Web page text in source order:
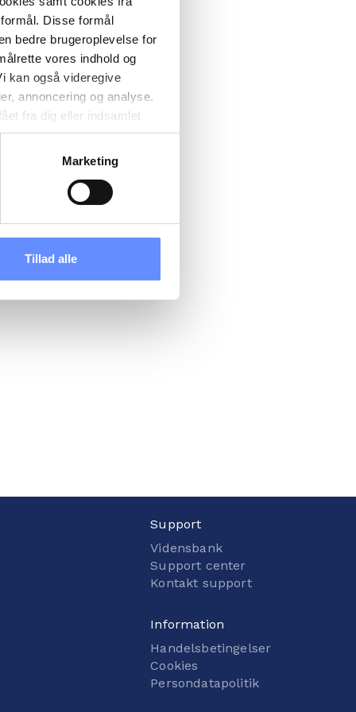
Disse formål
bedre brugeroplevelse for
vores indhold og
kan også videregive
annoncering og analyse.
fra dig eller indsamlet
kan være placeret i usikre
overordnede
og dermed behandle
Marketing
Tillad alle
Support
Vidensbank
Support center
Kontakt support
Information
Handelsbetingelser
Cookies
Persondatapolitik